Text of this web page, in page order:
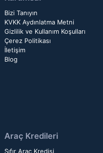
Bizi Tanıyın
KVKK Aydınlatma Metni
Gizlilik ve Kullanım Koşulları
Çerez Politikası
İletişim
Blog
Araç Kredileri
Sıfır Araç Kredisi